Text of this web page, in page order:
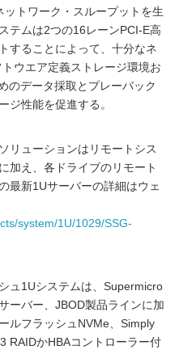
トワーク・スループットを生
テムは2つの16レーンPCI-E高
することによって、十分なネ
ウエア定義ストレージ環境お
のデータ採取とプレーバック
ジ性能を促進する。
リューションはリモートシス
加え、各ドライブのリモート
最新1Uサーバーの詳細はウェ
system/1U/1029/SSG-
ュ1Uシステムは、Supermicro
ーバー、JBOD製品ラインに加
ルフラッシュNVMe、Simply
RAIDかHBAコントローラー付